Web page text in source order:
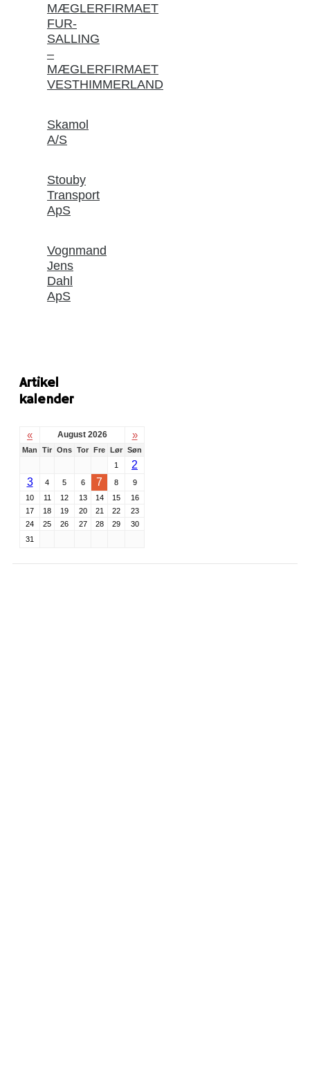
MÆGLERFIRMAET
FUR-
SALLING
–
MÆGLERFIRMAET
VESTHIMMERLAND
Skamol
A/S
Stouby
Transport
ApS
Vognmand
Jens
Dahl
ApS
Artikel
kalender
« August 2026 »
Man Tir Ons Tor Fre Lør Søn
1
2
3
4 5 6 7 8
9
10
11 12 13 14 15
16
17
18 19 20 21 22
23
24
25 26 27 28 29
30
31